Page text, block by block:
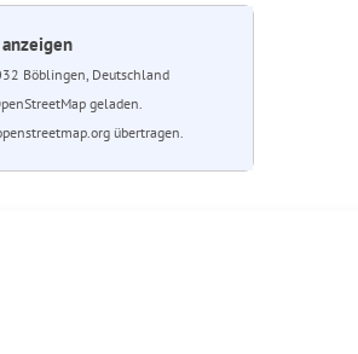
Böblingen, Deutschland
geladen.
übertragen.